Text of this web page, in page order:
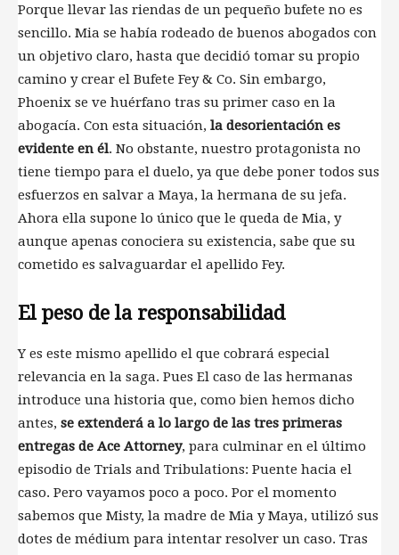
Porque llevar las riendas de un pequeño bufete no es
sencillo. Mia se había rodeado de buenos abogados con
un objetivo claro, hasta que decidió tomar su propio
camino y crear el Bufete Fey & Co. Sin embargo,
Phoenix se ve huérfano tras su primer caso en la
abogacía. Con esta situación, la desorientación es
evidente en él. No obstante, nuestro protagonista no
tiene tiempo para el duelo, ya que debe poner todos sus
esfuerzos en salvar a Maya, la hermana de su jefa.
Ahora ella supone lo único que le queda de Mia, y
aunque apenas conociera su existencia, sabe que su
cometido es salvaguardar el apellido Fey.
El peso de la responsabilidad
Y es este mismo apellido el que cobrará especial
relevancia en la saga. Pues El caso de las hermanas
introduce una historia que, como bien hemos dicho
antes, se extenderá a lo largo de las tres primeras
entregas de Ace Attorney, para culminar en el último
episodio de Trials and Tribulations: Puente hacia el
caso. Pero vayamos poco a poco. Por el momento
sabemos que Misty, la madre de Mia y Maya, utilizó sus
dotes de médium para intentar resolver un caso. Tras